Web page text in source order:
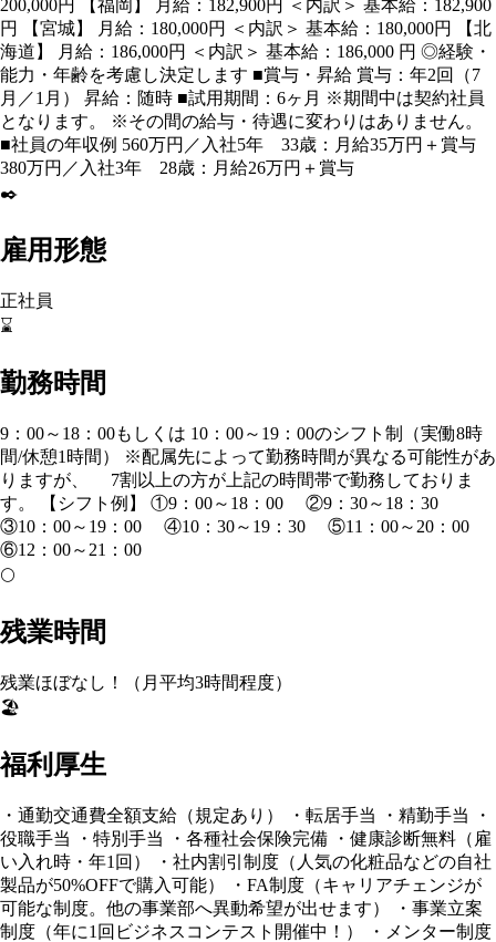
200,000円 【福岡】 月給：182,900円 ＜内訳＞ 基本給：182,900
円 【宮城】 月給：180,000円 ＜内訳＞ 基本給：180,000円 【北
海道】 月給：186,000円 ＜内訳＞ 基本給：186,000 円 ◎経験・
能力・年齢を考慮し決定します ■賞与・昇給 賞与：年2回（7
月／1月） 昇給：随時 ■試用期間：6ヶ月 ※期間中は契約社員
となります。 ※その間の給与・待遇に変わりはありません。
■社員の年収例 560万円／入社5年 33歳：月給35万円＋賞与
380万円／入社3年 28歳：月給26万円＋賞与
✒️
雇用形態
正社員
⌛
勤務時間
9：00～18：00もしくは 10：00～19：00のシフト制（実働8時
間/休憩1時間） ※配属先によって勤務時間が異なる可能性があ
りますが、 7割以上の方が上記の時間帯で勤務しておりま
す。 【シフト例】 ①9：00～18：00 ②9：30～18：30
③10：00～19：00 ④10：30～19：30 ⑤11：00～20：00
⑥12：00～21：00
🌕
残業時間
残業ほぼなし！（月平均3時間程度）
🏖️
福利厚生
・通勤交通費全額支給（規定あり） ・転居手当 ・精勤手当 ・
役職手当 ・特別手当 ・各種社会保険完備 ・健康診断無料（雇
い入れ時・年1回） ・社内割引制度（人気の化粧品などの自社
製品が50%OFFで購入可能） ・FA制度（キャリアチェンジが
可能な制度。他の事業部へ異動希望が出せます） ・事業立案
制度（年に1回ビジネスコンテスト開催中！） ・メンター制度